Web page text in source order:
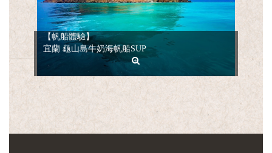
【帆船體驗】
宜蘭 龜山島牛奶海帆船SUP